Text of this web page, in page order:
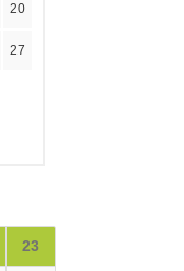
20
27
23